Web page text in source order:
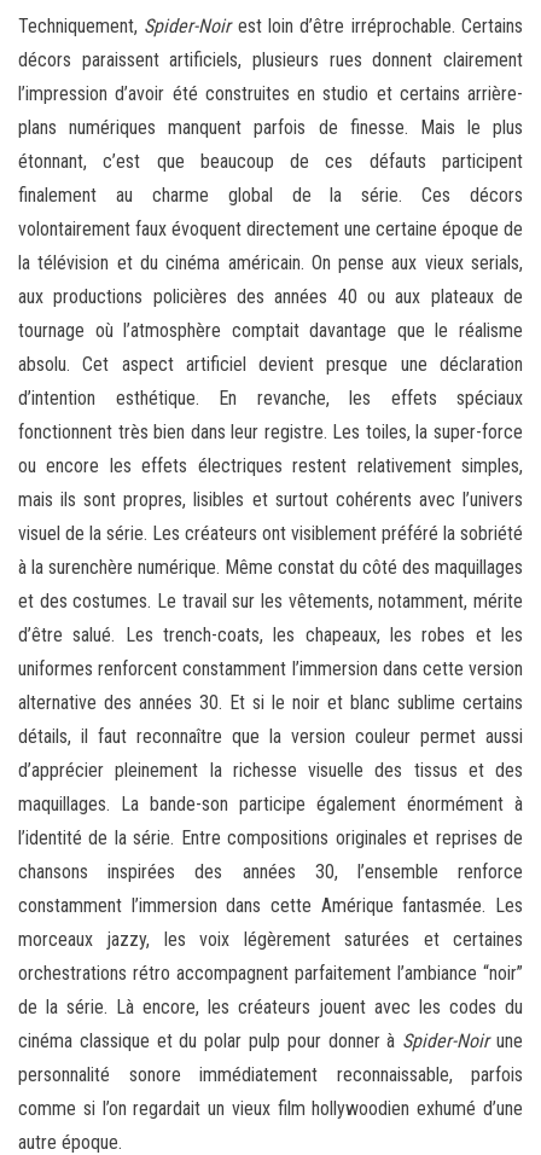
Techniquement, Spider-Noirest loin d’être irréprochable. Certains
décors paraissent artificiels, plusieurs rues donnent clairement
l’impression d’avoir été construites en studio et certains arrière-
plans numériques manquent parfois de finesse. Mais le plus
étonnant, c’est que beaucoup de ces défauts participent
finalement au charme global de la série. Ces décors
volontairement faux évoquent directement une certaine époque de
la télévision et du cinéma américain. On pense aux vieux serials,
aux productions policières des années 40 ou aux plateaux de
tournage où l’atmosphère comptait davantage que le réalisme
absolu. Cet aspect artificiel devient presque une déclaration
d’intention esthétique. En revanche, les effets spéciaux
fonctionnent très bien dans leur registre. Les toiles, la super-force
ou encore les effets électriques restent relativement simples,
mais ils sont propres, lisibles et surtout cohérents avec l’univers
visuel de la série. Les créateurs ont visiblement préféré la sobriété
à la surenchère numérique. Même constat du côté des maquillages
et des costumes. Le travail sur les vêtements, notamment, mérite
d’être salué. Les trench-coats, les chapeaux, les robes et les
uniformes renforcent constamment l’immersion dans cette version
alternative des années 30. Et si le noir et blanc sublime certains
détails, il faut reconnaître que la version couleur permet aussi
d’apprécier pleinement la richesse visuelle des tissus et des
maquillages. La bande-son participe également énormément à
l’identité de la série. Entre compositions originales et reprises de
chansons inspirées des années 30, l’ensemble renforce
constamment l’immersion dans cette Amérique fantasmée. Les
morceaux jazzy, les voix légèrement saturées et certaines
orchestrations rétro accompagnent parfaitement l’ambiance “noir”
de la série. Là encore, les créateurs jouent avec les codes du
cinéma classique et du polar pulp pour donner à Spider-Noirune
personnalité sonore immédiatement reconnaissable, parfois
comme si l’on regardait un vieux film hollywoodien exhumé d’une
autre époque.